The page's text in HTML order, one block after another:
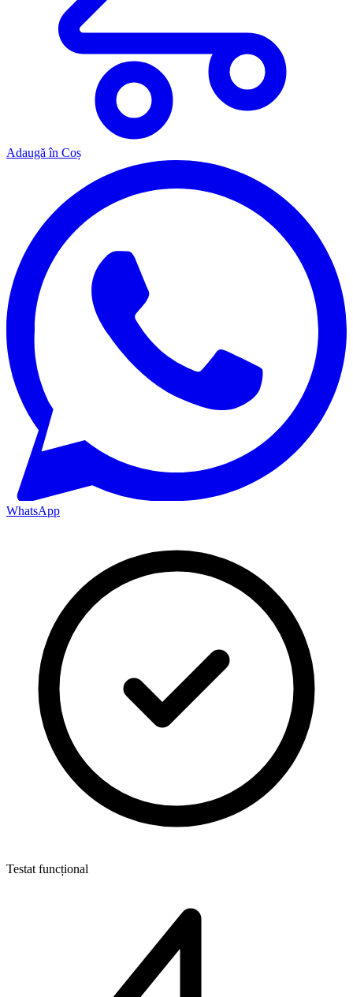
Adaugă în Coș
WhatsApp
Testat funcțional